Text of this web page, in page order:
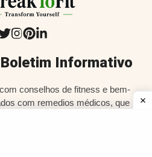
Informativo
conselhos de fitness e bem-
com remedios médicos, que